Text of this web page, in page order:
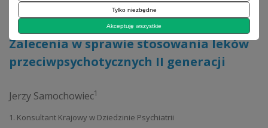
Artykuł
Zalecenia w sprawie stosowania leków
przeciwpsychotycznych II generacji
Jerzy Samochowiec1
1. Konsultant Krajowy w Dziedzinie Psychiatrii
Tylko niezbędne
Akceptuję wszystkie